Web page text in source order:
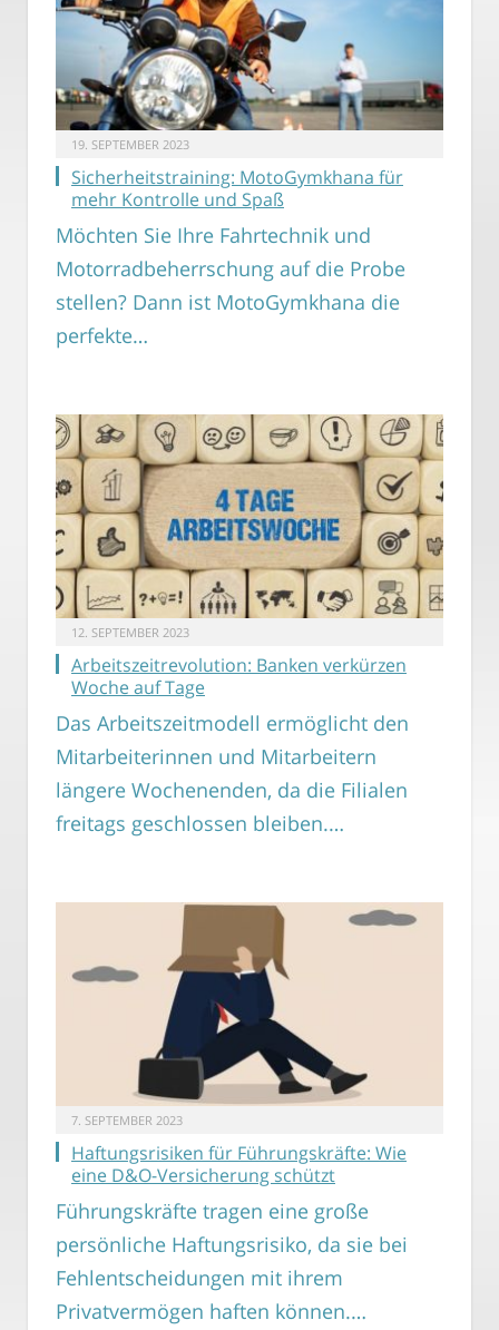
19. SEPTEMBER 2023
Sicherheitstraining: MotoGymkhana für
mehr Kontrolle und Spaß
Möchten Sie Ihre Fahrtechnik und
Motorradbeherrschung auf die Probe
stellen? Dann ist MotoGymkhana die
perfekte…
12. SEPTEMBER 2023
Arbeitszeitrevolution: Banken verkürzen
Woche auf Tage
Das Arbeitszeitmodell ermöglicht den
Mitarbeiterinnen und Mitarbeitern
längere Wochenenden, da die Filialen
freitags geschlossen bleiben.…
7. SEPTEMBER 2023
Haftungsrisiken für Führungskräfte: Wie
eine D&O-Versicherung schützt
Führungskräfte tragen eine große
persönliche Haftungsrisiko, da sie bei
Fehlentscheidungen mit ihrem
Privatvermögen haften können.…